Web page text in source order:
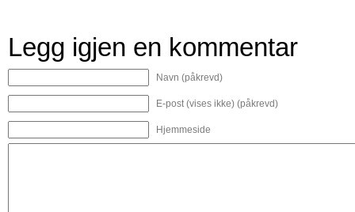
Legg igjen en kommentar
Navn (påkrevd)
E-post (vises ikke) (påkrevd)
Hjemmeside